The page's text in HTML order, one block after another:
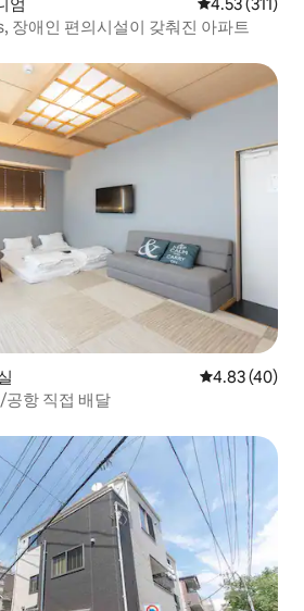
애인 편의시설이 갖춰진 아파트
평점 4.83점(5
4.83 (40)
항 직접 배달